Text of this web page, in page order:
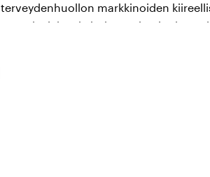
terveydenhuollon markkinoiden
materiaaleista ja huipputeknologiasta,